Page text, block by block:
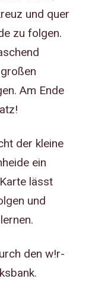
und quer
zu folgen.
Am Ende
der kleine
ein
lässt
und
den w!r-